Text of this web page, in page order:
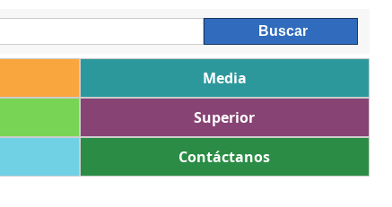
Media
Superior
Contáctanos